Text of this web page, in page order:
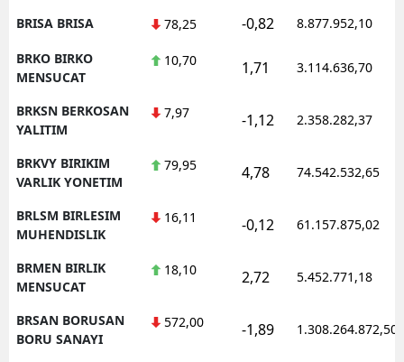
BRISA BRISA 78,25 -0,82 8.877.952,10
BRKO BIRKO
MENSUCAT
10,70 1,71 3.114.636,70
BRKSN BERKOSAN
YALITIM
7,97 -1,12 2.358.282,37
BRKVY BIRIKIM
VARLIK YONETIM
79,95 4,78 74.542.532,65
BRLSM BIRLESIM
MUHENDISLIK
16,11 -0,12 61.157.875,02
BRMEN BIRLIK
MENSUCAT
18,10 2,72 5.452.771,18
BRSAN BORUSAN
BORU SANAYI
572,00 -1,89 1.308.264.872,50